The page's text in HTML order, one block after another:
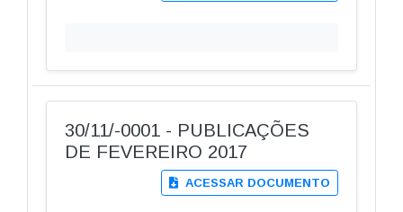
30/11/-0001 - PUBLICAÇÕES
DE FEVEREIRO 2017
ACESSAR DOCUMENTO